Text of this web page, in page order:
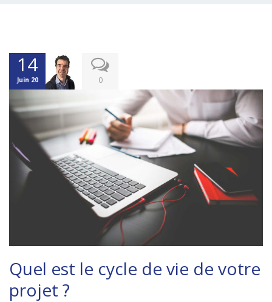
14
Juin 20 0
Quel est le cycle de vie de votre
projet ?